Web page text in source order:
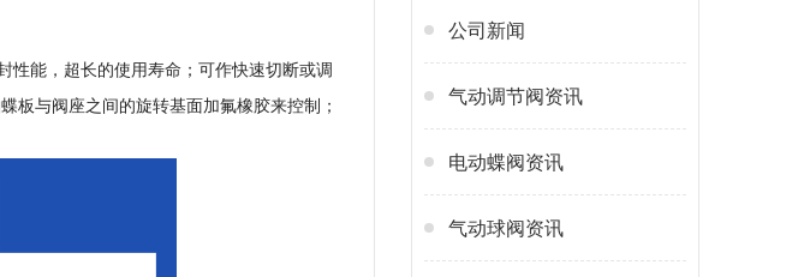
性能，超长的使用寿命；可作快速切断或调
板与阀座之间的旋转基面加氟橡胶来控制；
公司新闻
气动调节阀资讯
电动蝶阀资讯
气动球阀资讯